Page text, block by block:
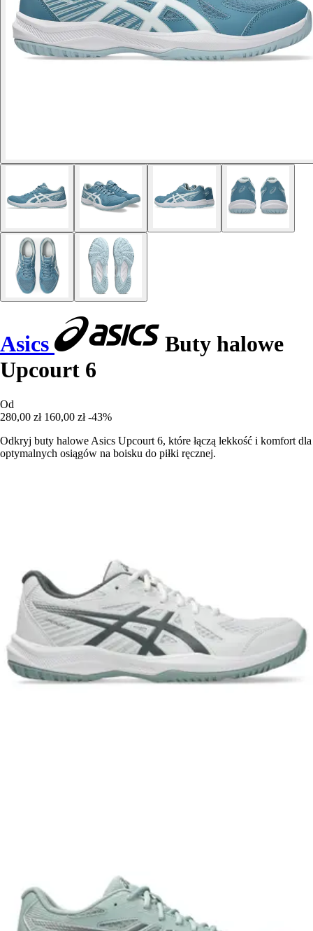
Asics
Buty halowe
Upcourt 6
Od
280,00 zł 160,00 zł -43%
Odkryj buty halowe Asics Upcourt 6, które łączą lekkość i komfort dla
optymalnych osiągów na boisku do piłki ręcznej.